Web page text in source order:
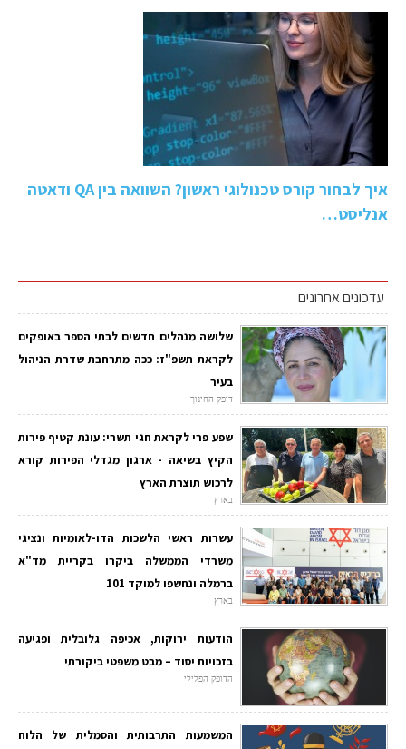
איך לבחור קורס טכנולוגי ראשון? השוואה בין QA ודאטה
אנליסט…
עדכונים אחרונים
שלושה מנהלים חדשים לבתי הספר באופקים
לקראת תשפ"ז: ככה מתרחבת שדרת הניהול
בעיר
דופק החינוך
שפע פרי לקראת חגי תשרי: עונת קטיף פירות
הקיץ בשיאה - ארגון מגדלי הפירות קורא
לרכוש תוצרת הארץ
בארץ
עשרות ראשי הלשכות הדו-לאומיות ונציגי
משרדי הממשלה ביקרו בקריית מד"א
ברמלה ונחשפו למוקד 101
בארץ
הודעות ירוקות, אכיפה גלובלית ופגיעה
בזכויות יסוד – מבט משפטי ביקורתי
הדופק הפלילי
המשמעות התרבותית והסמלית של הלוח